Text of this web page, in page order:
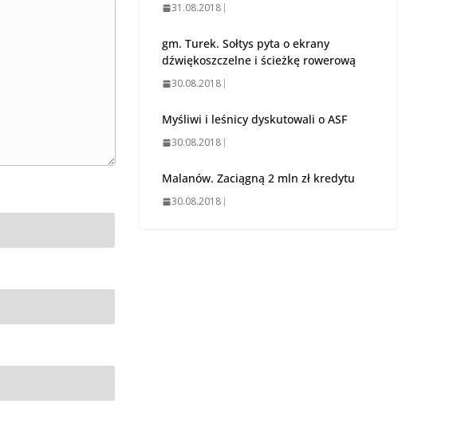
31.08.2018
gm. Turek. Sołtys pyta o ekrany
dźwiękoszczelne i ścieżkę rowerową
30.08.2018
Myśliwi i leśnicy dyskutowali o ASF
30.08.2018
Malanów. Zaciągną 2 mln zł kredytu
30.08.2018